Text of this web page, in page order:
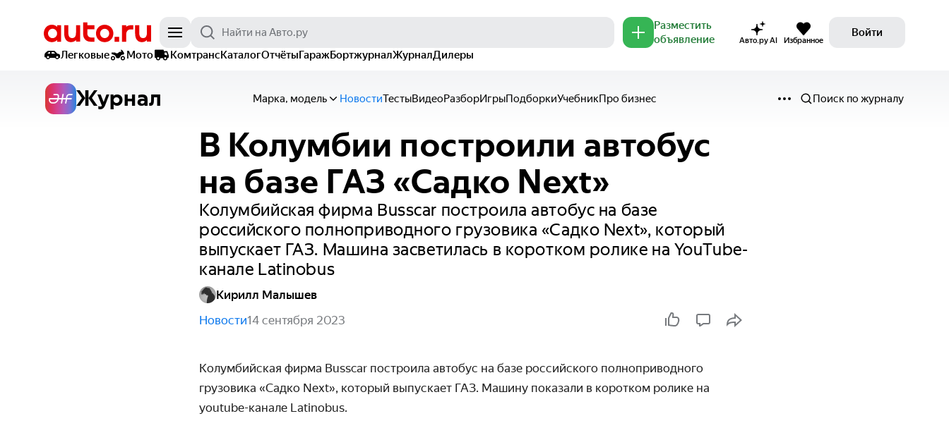
Разместить
объявление
Авто.ру AI Избранное
Войти
Легковые
Мото КомтрансКаталогОтчётыГаражБортжурналЖурналДилеры
Журнал Марка, модель НовостиТестыВидеоРазборИгрыПодборкиУчебникПро бизнес Поиск по журналу
В Колумбии построили автобус
на базе ГАЗ «Садко Next»
Колумбийская фирма Busscar построила автобус на базе
российского полноприводного грузовика «Садко Next», который
выпускает ГАЗ. Машина засветилась в коротком ролике на YouTube-
канале Latinobus
Кирилл Малышев
Новости14 сентября 2023
Колумбийская фирма Busscar построила автобус на базе российского полноприводного
грузовика «Садко Next», который выпускает ГАЗ. Машину показали в коротком ролике на
youtube-канале Latinobus.